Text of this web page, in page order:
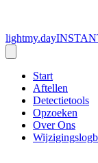
lightmy.day
Start
Aftellen
Detectietools
Opzoeken
Over Ons